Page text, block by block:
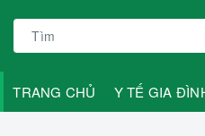
TRANG CHỦ Y TẾ GIA